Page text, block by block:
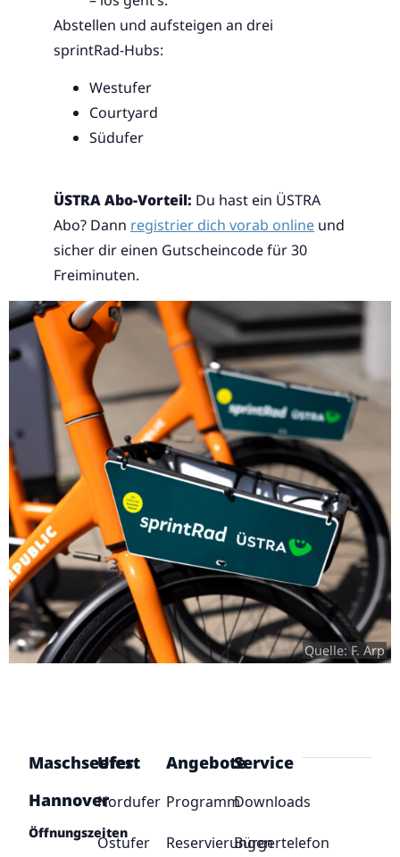
Abstellen und aufsteigen an drei
sprintRad-Hubs:
Westufer
Courtyard
Südufer
ÜSTRA Abo-Vorteil: Du hast ein ÜSTRA
Abo? Dann registrier dich vorab online und
sicher dir einen Gutscheincode für 30
Freiminuten.
Quelle: F. Arp
Maschseefest
Hannover
Öffnungszeiten
Ufer
Nordufer
Ostufer
Angebote
Programm
Reservierungen
Service
Downloads
Bürgertelefon